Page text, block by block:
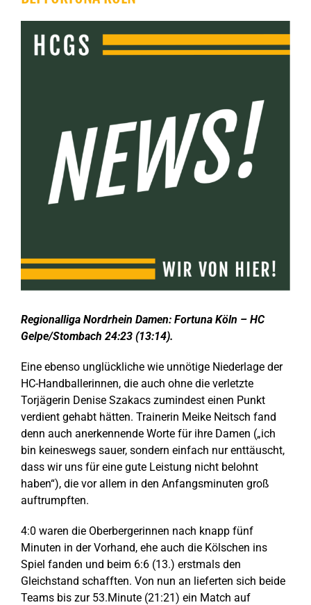
grösseres
Regionalliga Nordrhein Damen: Fortuna Köln – HC
Gelpe/Stombach 24:23 (13:14).
Eine ebenso unglückliche wie unnötige Niederlage der
HC-Handballerinnen, die auch ohne die verletzte
Torjägerin Denise Szakacs zumindest einen Punkt
verdient gehabt hätten. Trainerin Meike Neitsch fand
denn auch anerkennende Worte für ihre Damen („ich
bin keineswegs sauer, sondern einfach nur enttäuscht,
dass wir uns für eine gute Leistung nicht belohnt
haben“), die vor allem in den Anfangsminuten groß
auftrumpften.
4:0 waren die Oberbergerinnen nach knapp fünf
Minuten in der Vorhand, ehe auch die Kölschen ins
Spiel fanden und beim 6:6 (13.) erstmals den
Gleichstand schafften. Von nun an lieferten sich beide
Teams bis zur 53.Minute (21:21) ein Match auf